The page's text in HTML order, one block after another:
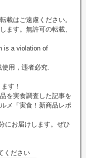
載はご遠慮ください。
ます。無許可の転載、
is a violation of
用，违者必究.
す！
を実食調査した記事を
メ「実食！新商品レポ
にお届けします。ぜひ
ください